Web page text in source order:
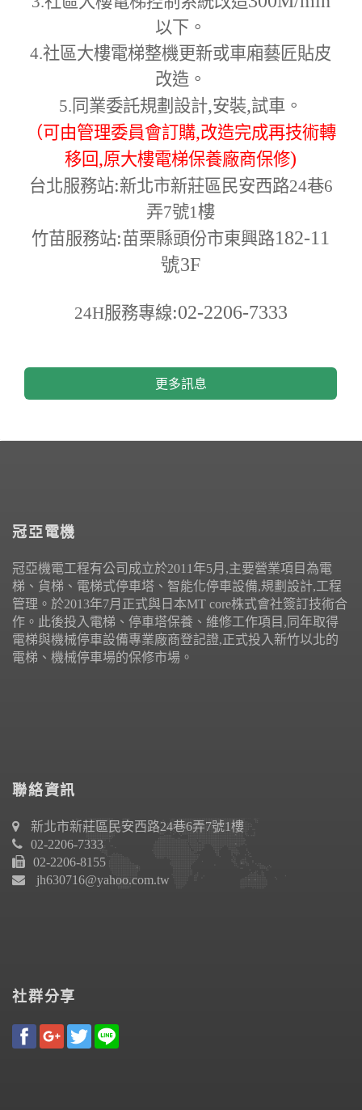
以下。
4.社區大樓電梯整機更新或車廂藝匠貼皮
改造。
5. 同業委託規劃設計,安裝,試車。
（可由管理委員會訂購,改造完成再技術轉
移回,原大樓電梯保養廠商保修)
台北服務站:新北市新莊區民安西路24巷6
弄7號1樓
竹苗服務站:苗栗縣頭份市東興路182-11
號3F
24H服務專線:02-2206-7333
更多訊息
冠亞電機
冠亞機電工程有公司成立於2011年5月,主要營業項目為電
梯、貨梯、電梯式停車塔、智能化停車設備,規劃設計,工程
管理。於2013年7月正式與日本MT core株式會社簽訂技術合
作。此後投入電梯、停車塔保養、維修工作項目,同年取得
電梯與機械停車設備專業廠商登記證,正式投入新竹以北的
電梯、機械停車場的保修市場。
聯絡資訊
新北市新莊區民安西路24巷6弄7號1樓
02-2206-7333
02-2206-8155
jh630716@yahoo.com.tw
社群分享